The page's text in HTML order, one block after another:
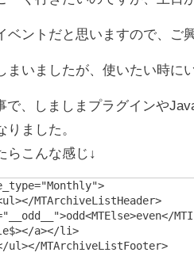
ベントだと思いますので、ご
まいましたが、使いたい時に
で、しましまプラグインや
ました。
らこんな感じ↓
MTArchiveListHeader>
a></li>
ul></MTArchiveListFooter>